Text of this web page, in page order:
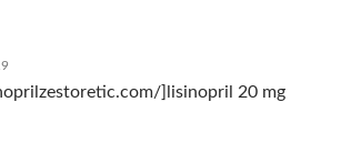
]lisinopril 20 mg